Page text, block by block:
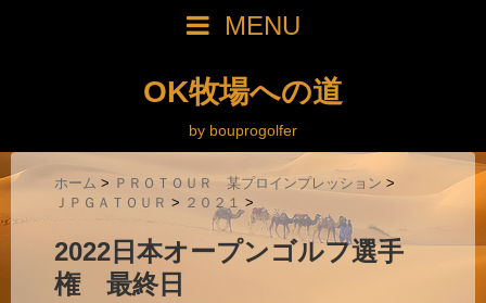
MENU
OK牧場への道
by bouprogolfer
ホーム > ＰＲＯＴＯＵＲ 某プロインプレッション >
ＪＰＧＡＴＯＵＲ > ２０２１ >
2022日本オープンゴルフ選手
権 最終日